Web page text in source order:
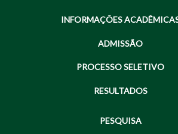
INFORMAÇÕES
ADMISSÃO
PROCESSO SELETIVO
RESULTADOS
PESQUISA